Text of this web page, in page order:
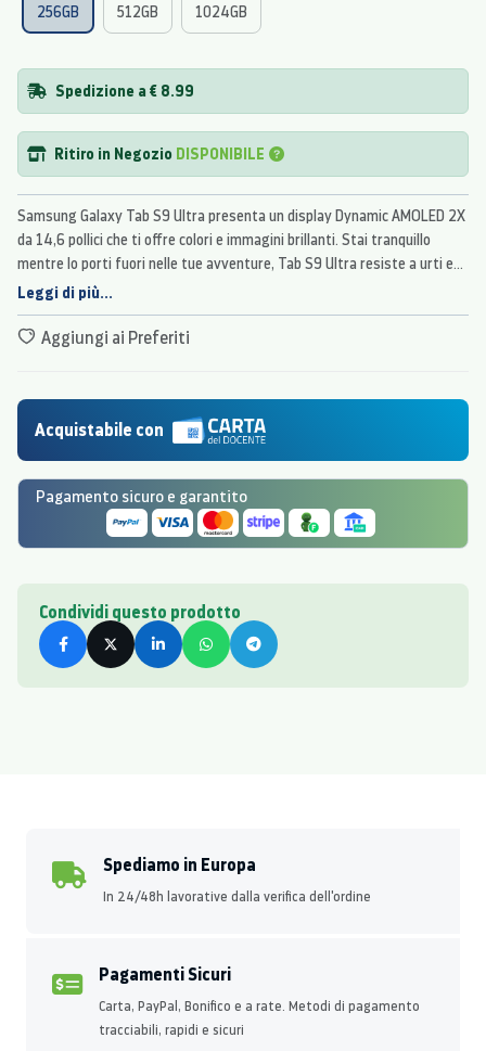
256GB 512GB 1024GB
Spedizione a € 8.99
Ritiro in Negozio DISPONIBILE
Samsung Galaxy Tab S9 Ultra presenta un display Dynamic AMOLED 2X
da 14,6 pollici che ti offre colori e immagini brillanti. Stai tranquillo
mentre lo porti fuori nelle tue avventure, Tab S9 Ultra resiste a urti e
cadute grazie alla cornice Armor Aluminum.
Leggi di più...
Aggiungi ai Preferiti
Acquistabile con
Pagamento sicuro e garantito
Condividi questo prodotto
Spediamo in Europa
In 24/48h lavorative dalla verifica dell'ordine
Pagamenti Sicuri
Carta, PayPal, Bonifico e a rate. Metodi di pagamento
tracciabili, rapidi e sicuri